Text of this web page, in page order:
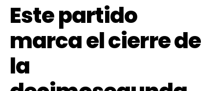
Este partido
marca el cierre de
la